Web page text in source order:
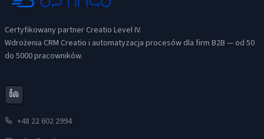
Certyfikowany partner Creatio Level IV.
Wdrożenia CRM Creatio i automatyzacja procesów dla firm B2B — od 50
do 5000 pracowników.
+48 22 602 2994